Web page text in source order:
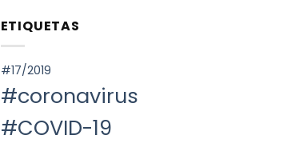
SPAIN.
АВТОНОМНОГО
ОКРУГА
en
Voto
la
STS
la
prórroga
indefinida
ETIQUETAS
#17/2019
#coronavirus
#COVID-19